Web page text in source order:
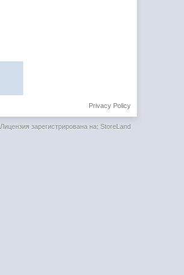
Privacy Policy
Лицензия зарегистрирована на: StoreLand